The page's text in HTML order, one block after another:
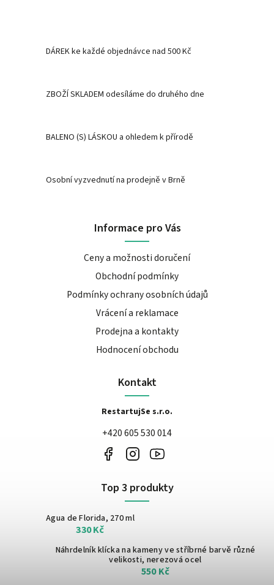
DÁREK ke každé objednávce nad 500 Kč
ZBOŽÍ SKLADEM odesíláme do druhého dne
BALENO (S) LÁSKOU a ohledem k přírodě
Osobní vyzvednutí na prodejně v Brně
Informace pro Vás
Ceny a možnosti doručení
Obchodní podmínky
Podmínky ochrany osobních údajů
Vrácení a reklamace
Prodejna a kontakty
Hodnocení obchodu
Kontakt
RestartujSe s.r.o.
+420 605 530 014
Top 3 produkty
Agua de Florida, 270 ml
330 Kč
Náhrdelník klícka na kameny ve stříbrné barvě různé
velikosti, nerezová ocel
550 Kč